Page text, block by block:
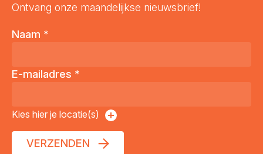
Ontvang onze maandelijkse nieuwsbrief!
Naam *
E-mailadres *
Kies hier je locatie(s)
VERZENDEN